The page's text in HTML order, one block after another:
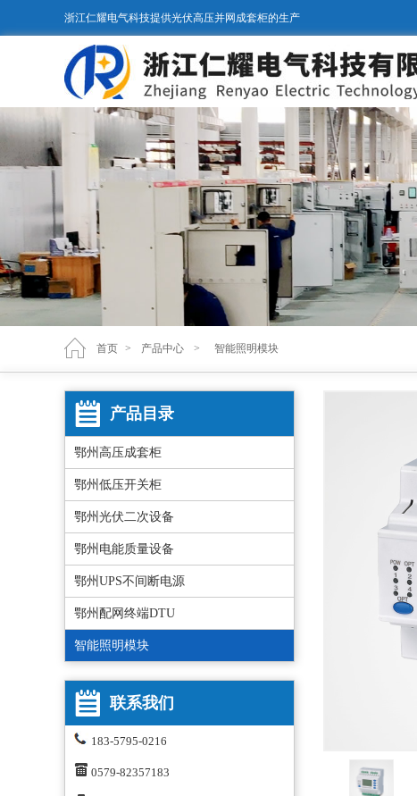
浙江仁耀电气科技提供光伏高压并网成套柜的生产
首页 > 产品中心 > 智能照明模块
产品目录
鄂州高压成套柜
鄂州低压开关柜
鄂州光伏二次设备
鄂州电能质量设备
鄂州UPS不间断电源
鄂州配网终端DTU
智能照明模块
联系我们
183-5795-0216
0579-82357183